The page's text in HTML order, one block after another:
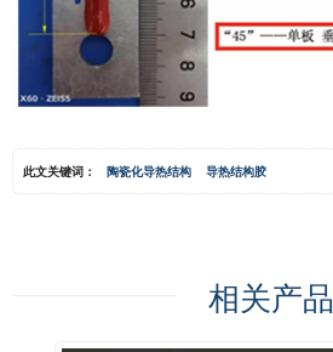
此文关键词： 陶瓷化导热结构 导热结构胶
相关产品